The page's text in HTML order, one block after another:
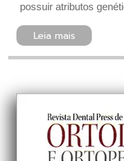
possuir atributos
Leia mais